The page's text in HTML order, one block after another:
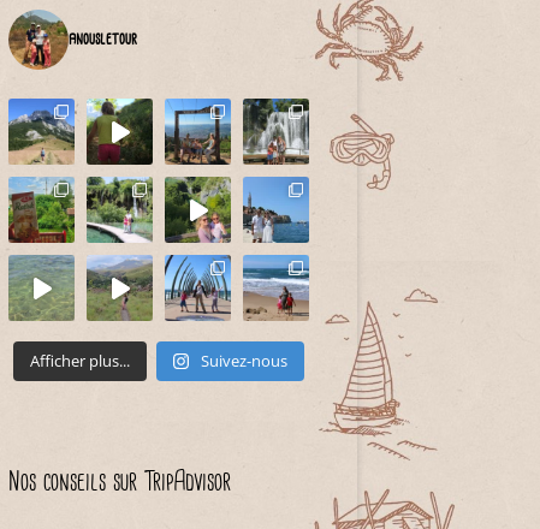
anousletour
Afficher plus... Suivez-nous
Nos conseils sur TripAdvisor